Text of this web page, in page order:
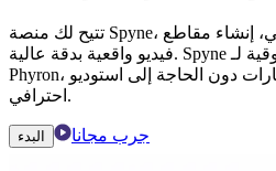
تتيح لك منصة Spyne، المدعومة بالذكاء الاصطناعي، إنشاء مقاطع
فيديو واقعية بدقة عالية. Spyne هو البديل الأذكى والأكثر موثوقية لـ
Phyron، حيث يُنتج صورًا مذهلة للسيارات دون الحاجة إلى استوديو
احترافي.
البدء جرب مجانا